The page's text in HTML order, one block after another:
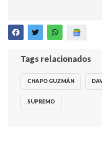
Tags relacionados
CHAPO GUZMÁN
SUPREMO